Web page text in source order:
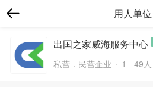
用人单位
出国之家威海服务中心
私营．民营企业 1 - 49人